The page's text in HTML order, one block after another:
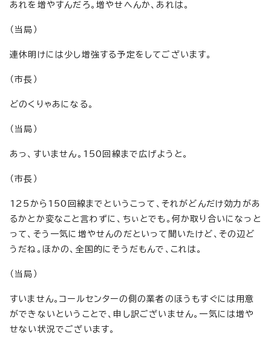
あれを増やすんだろ。増やせへんか、あれは。
（当局）
連休明けには少し増強する予定をしてございます。
（市長）
どのくりゃあになる。
（当局）
あっ、すいません。150回線まで広げようと。
（市長）
125から150回線までというこって、それがどんだけ効力があ
るかとか変なこと言わずに、ちぃとでも。何か取り合いになっと
って、そう一気に増やせんのだといって聞いたけど、その辺ど
うだね。ほかの、全国的にそうだもんで、これは。
（当局）
すいません。コールセンターの側の業者のほうもすぐには用意
ができないということで、申し訳ございません。一気には増や
せない状況でございます。